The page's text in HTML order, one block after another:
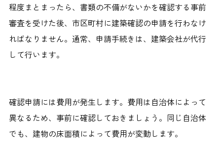
程度まとまったら、書類の不備がないかを確認する事前
審査を受けた後、市区町村に建築確認の申請を行わなけ
ればなりません。通常、申請手続きは、建築会社が代行
して行います。
確認申請には費用が発生します。費用は自治体によって
異なるため、事前に確認しておきましょう。同じ自治体
でも、建物の床面積によって費用が変動します。